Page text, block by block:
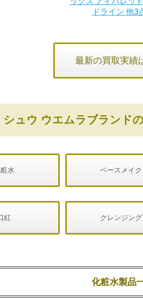
ドライン 他3
最新の買取実績
シュウ ウエムラブランド
水 ベースメイク
紅 クレンジング
化粧水製品